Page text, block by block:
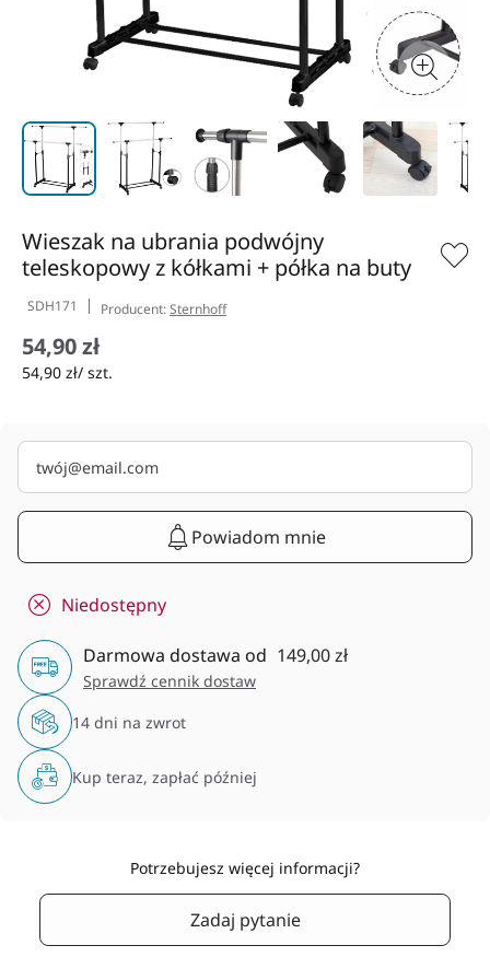
Wieszak na ubrania podwójny
teleskopowy z kółkami + półka na buty
SDH171 Producent:Sternhoff
54,90 zł
54,90 zł/ szt.
Powiadom mnie
Niedostępny
Darmowa dostawa od 149,00 zł
Sprawdź cennik dostaw
14 dni na zwrot
Kup teraz, zapłać później
Potrzebujesz więcej informacji?
Zadaj pytanie